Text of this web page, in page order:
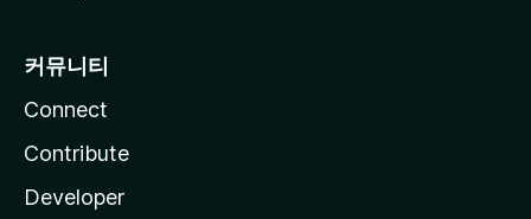
커뮤니티
Connect
Contribute
Developer